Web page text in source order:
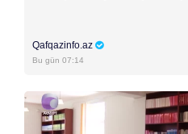
Qafqazinfo.az
Bu gün 07:14